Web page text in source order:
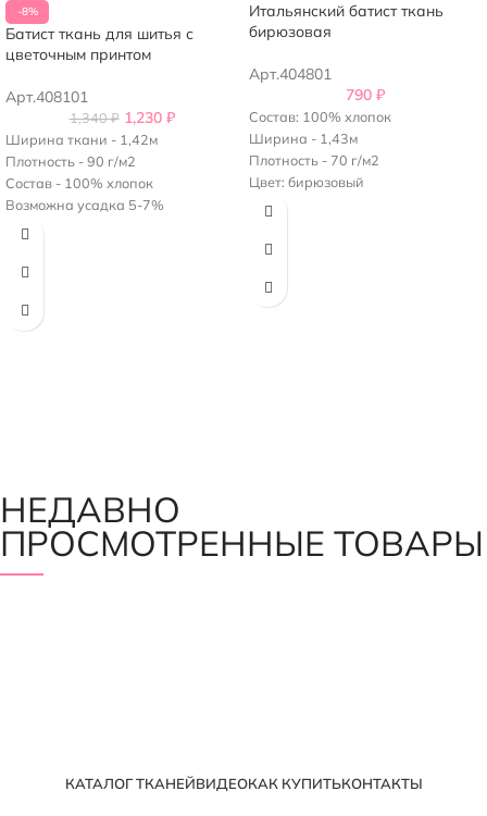
-8%
Батист ткань для шитья с
цветочным принтом
Арт.408101
1,340₽ 1,230 ₽
Ширина ткани - 1,42м
Плотность - 90 г/м2
Состав - 100% хлопок
Возможна усадка 5-7%
Итальянский батист ткань
бирюзовая
Арт.404801
790 ₽
Состав: 100% хлопок
Ширина - 1,43м
Плотность - 70 г/м2
Цвет: бирюзовый
НЕДАВНО
ПРОСМОТРЕННЫЕ ТОВАРЫ
КАТАЛОГ ТКАНЕЙВИДЕОКАК КУПИТЬКОНТАКТЫ